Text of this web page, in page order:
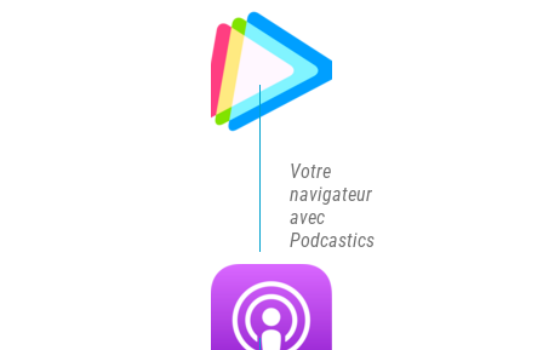
Votre
navigateur
avec
Podcastics